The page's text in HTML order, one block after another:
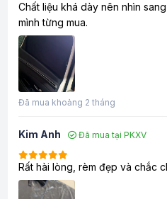
Chất liệu khá dày nên nhìn
mình từng mua.
Đã mua khoảng 2 tháng
Kim Anh Đã mua tại PKXV
Rất hài lòng, rèm đẹp và chắc